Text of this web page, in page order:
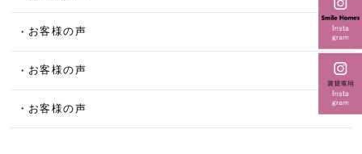
お客様の声
お客様の声
お客様の声